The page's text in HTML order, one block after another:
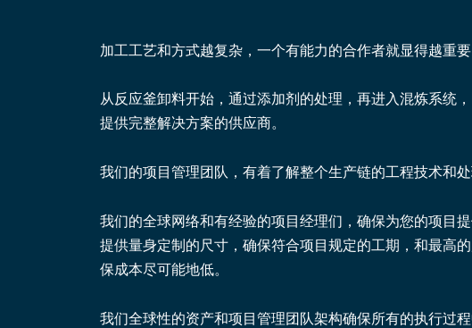
加工工艺和方式越复杂，一个有能力的合作者就显得越重要
从反应釜卸料开始，通过添加剂的处理，再进入混炼系统
提供完整解决方案的供应商。
我们的项目管理团队，有着了解整个生产链的工程技术和
我们的全球网络和有经验的项目经理们，确保为您的项目
提供量身定制的尺寸，确保符合项目规定的工期，和最高
保成本尽可能地低。
我们全球性的资产和项目管理团队架构确保所有的执行过程